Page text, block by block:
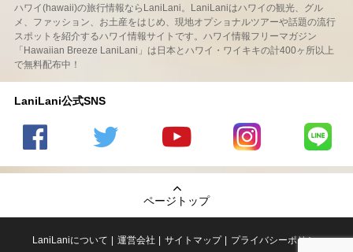
ハワイ(hawaii)の旅行情報ならLaniLani。LaniLaniはハワイの観光、グル
メ、ファッション、お土産をはじめ、現地オプショナルツアーや話題の流行
スポットを紹介するハワイ情報サイトです。ハワイ情報フリーマガジン
「Hawaiian Breeze LaniLani」は日本とハワイ・ワイキキの計400ヶ所以上
で無料配布中！
LaniLani公式SNS
の
のtwitter
の
Youtube
チャンネ
LaniLani
LaniLani
ページトップ
LaniLaniについて 運営会社 サイトマップ
プライバシーポリシー